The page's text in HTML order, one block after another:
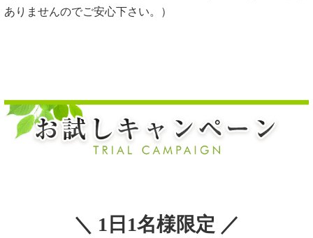
ありませんのでご安心下さい。）
＼ 1日1名様限定 ／